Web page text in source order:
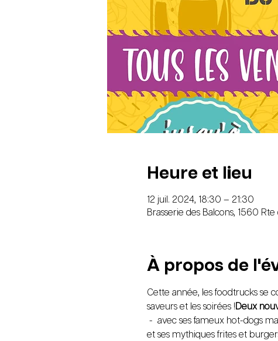
Heure et lieu
12 juil. 2024, 18:30 – 21:30
Brasserie des Balcons, 1560
À propos de
Cette année, les foodtrucks se
saveurs et les soirées !Deux
- avec ses fameux hot-dogs
et ses mythiques frites et